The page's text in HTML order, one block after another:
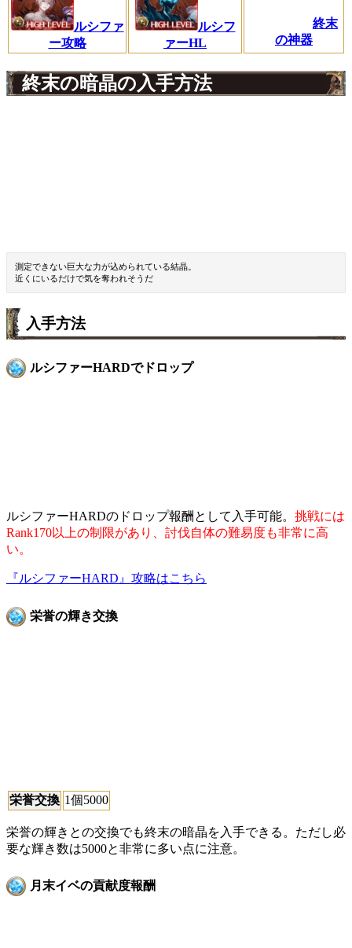
ルシファ
ー攻略
ルシフ
ァーHL
終末
の神器
終末の暗晶の入手方法
測定できない巨大な力が込められている結晶。
近くにいるだけで気を奪われそうだ
入手方法
ルシファーHARDでドロップ
ルシファーHARDのドロップ報酬として入手可能。 挑戦には
Rank170以上の制限があり、討伐自体の難易度も非常に高
い。
『ルシファーHARD』攻略はこちら
栄誉の輝き交換
栄誉交換 1個5000
栄誉の輝きとの交換でも終末の暗晶を入手できる。ただし必
要な輝き数は5000と非常に多い点に注意。
月末イベの貢献度報酬